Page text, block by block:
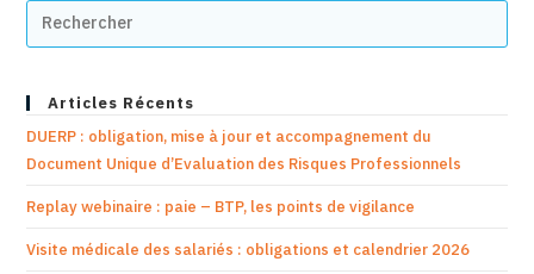
Articles Récents
DUERP : obligation, mise à jour et accompagnement du
Document Unique d’Evaluation des Risques Professionnels
Replay webinaire : paie – BTP, les points de vigilance
Visite médicale des salariés : obligations et calendrier 2026